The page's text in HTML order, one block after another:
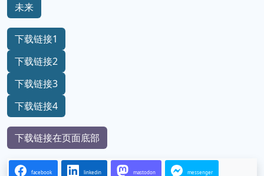
未来
下载链接1
下载链接2
下载链接3
下载链接4
下载链接在页面底部
facebook linkedin mastodon messenger